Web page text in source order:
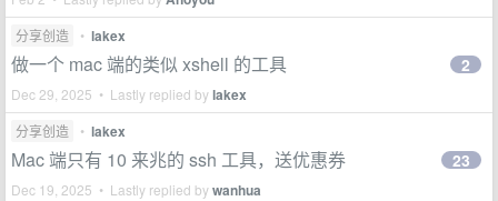
分享创造 • lakex
做一个 mac 端的类似 xshell 的工具
Dec 29, 2025 • Lastly replied bylakex
2
分享创造 • lakex
Mac 端只有 10 来兆的 ssh 工具，送优惠券
Dec 19, 2025 • Lastly replied bywanhua
23